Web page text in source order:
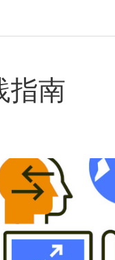
指南